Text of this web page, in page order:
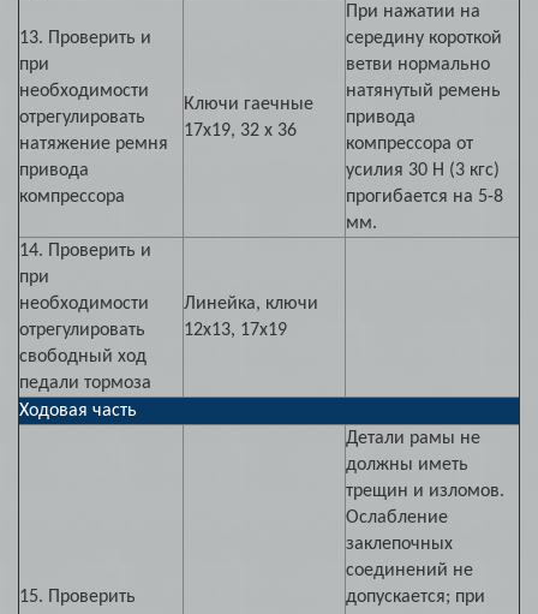
13. Проверить и
при
необходимости
отрегулировать
натяжение ремня
привода
компрессора
Ключи гаечные
17х19, 32 х 36
При нажатии на
середину короткой
ветви нормально
натянутый ремень
привода
компрессора от
усилия 30 Н (3 кгс)
прогибается на 5-8
мм.
14. Проверить и
при
необходимости
отрегулировать
свободный ход
педали тормоза
Линейка, ключи
12х13, 17х19
Ходовая часть
15. Проверить
Детали рамы не
должны иметь
трещин и изломов.
Ослабление
заклепочных
соединений не
допускается; при